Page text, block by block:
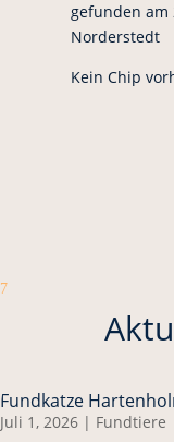
gefunden am
Norderstedt
Kein Chip
7
Fundkatze
Juli 1, 2026 | Fundtiere